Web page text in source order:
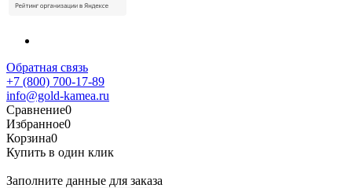
Обратная связь
+7 (800) 700-17-89
info@gold-kamea.ru
Сравнение0
Избранное0
Корзина0
Купить в один клик
Заполните данные для заказа